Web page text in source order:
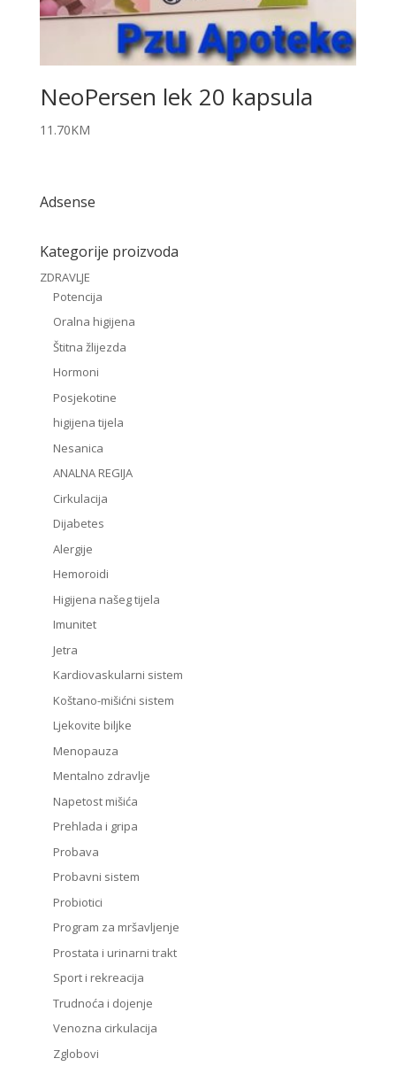
NeoPersen lek 20 kapsula
11.70KM
Adsense
Kategorije proizvoda
ZDRAVLJE
Potencija
Oralna higijena
Štitna žlijezda
Hormoni
Posjekotine
higijena tijela
Nesanica
ANALNA REGIJA
Cirkulacija
Dijabetes
Alergije
Hemoroidi
Higijena našeg tijela
Imunitet
Jetra
Kardiovaskularni sistem
Koštano-mišićni sistem
Ljekovite biljke
Menopauza
Mentalno zdravlje
Napetost mišića
Prehlada i gripa
Probava
Probavni sistem
Probiotici
Program za mršavljenje
Prostata i urinarni trakt
Sport i rekreacija
Trudnoća i dojenje
Venozna cirkulacija
Zglobovi